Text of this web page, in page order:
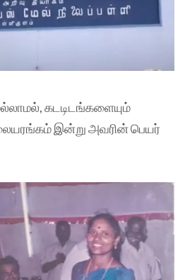
கடடிடங்களையும்
இன்று அவரின் பெயர்